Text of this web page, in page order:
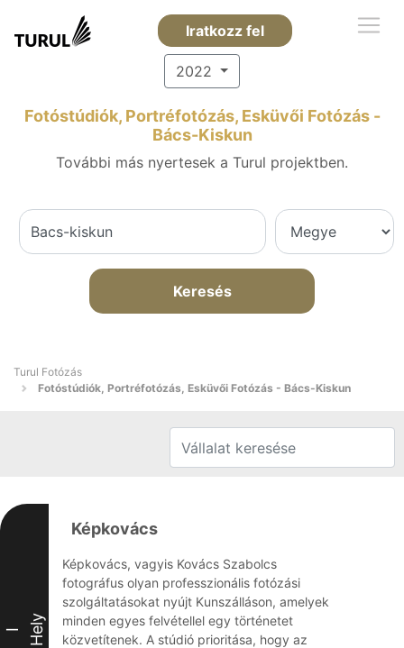
Iratkozz fel
2022
Fotóstúdiók, Portréfotózás, Esküvői Fotózás -
Bács-Kiskun
További más nyertesek a Turul projektben.
Keresés
Turul Fotózás
Fotóstúdiók, Portréfotózás, Esküvői Fotózás - Bács-Kiskun
I Hely
Képkovács
Képkovács, vagyis Kovács Szabolcs
fotográfus olyan professzionális fotózási
szolgáltatásokat nyújt Kunszálláson, amelyek
minden egyes felvétellel egy történetet
közvetítenek. A stúdió prioritása, hogy az